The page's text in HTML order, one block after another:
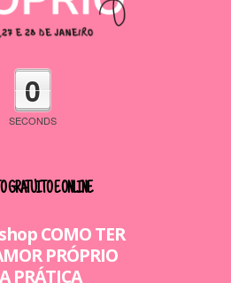
0
SECONDS
GRATUITO E ONLINE
COMO TER
PRÓPRIO
PRÁTICA